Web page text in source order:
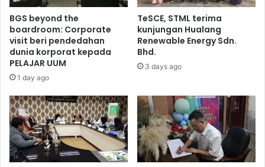
BGS beyond the
boardroom: Corporate
visit beri pendedahan
dunia korporat kepada
PELAJAR UUM
1 day ago
TeSCE, STML terima
kunjungan Hualang
Renewable Energy Sdn.
Bhd.
3 days ago